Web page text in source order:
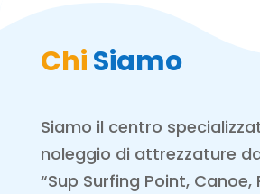
ChiSiamo
Siamo il centro
noleggio di attrezzature
“Sup Surfing Point, Canoe,